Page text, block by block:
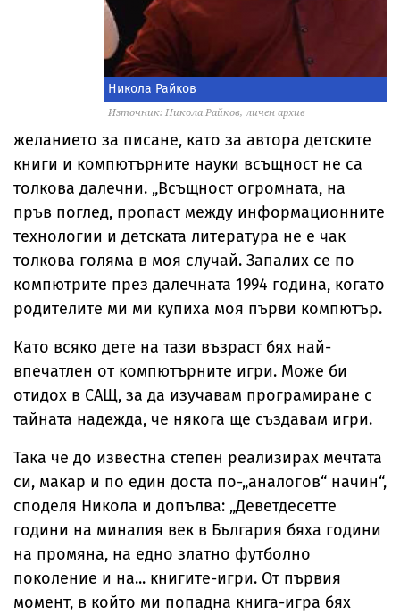
Никола Райков
Източник: Никола Райков, личен архив
желанието за писане, като за автора детските
книги и компютърните науки всъщност не са
толкова далечни. „Всъщност огромната, на
пръв поглед, пропаст между информационните
технологии и детската литература не е чак
толкова голяма в моя случай. Запалих се по
компютрите през далечната 1994 година, когато
родителите ми ми купиха моя първи компютър.
Като всяко дете на тази възраст бях най-
впечатлен от компютърните игри. Може би
отидох в САЩ, за да изучавам програмиране с
тайната надежда, че някога ще създавам игри.
Така че до известна степен реализирах мечтата
си, макар и по един доста по-„аналогов“ начин“,
споделя Никола и допълва: „Деветдесетте
години на миналия век в България бяха години
на промяна, на едно златно футболно
поколение и на... книгите-игри. От първия
момент, в който ми попадна книга-игра бях